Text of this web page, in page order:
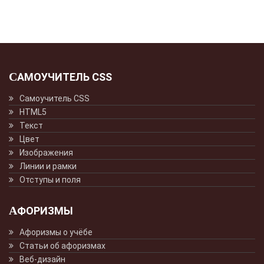
САМОУЧИТЕЛЬ CSS
Самоучитель CSS
HTML5
Текст
Цвет
Изображения
Линии и рамки
Отступы и поля
АФОРИЗМЫ
Афоризмы о учёбе
Статьи об афоризмах
Веб-дизайн